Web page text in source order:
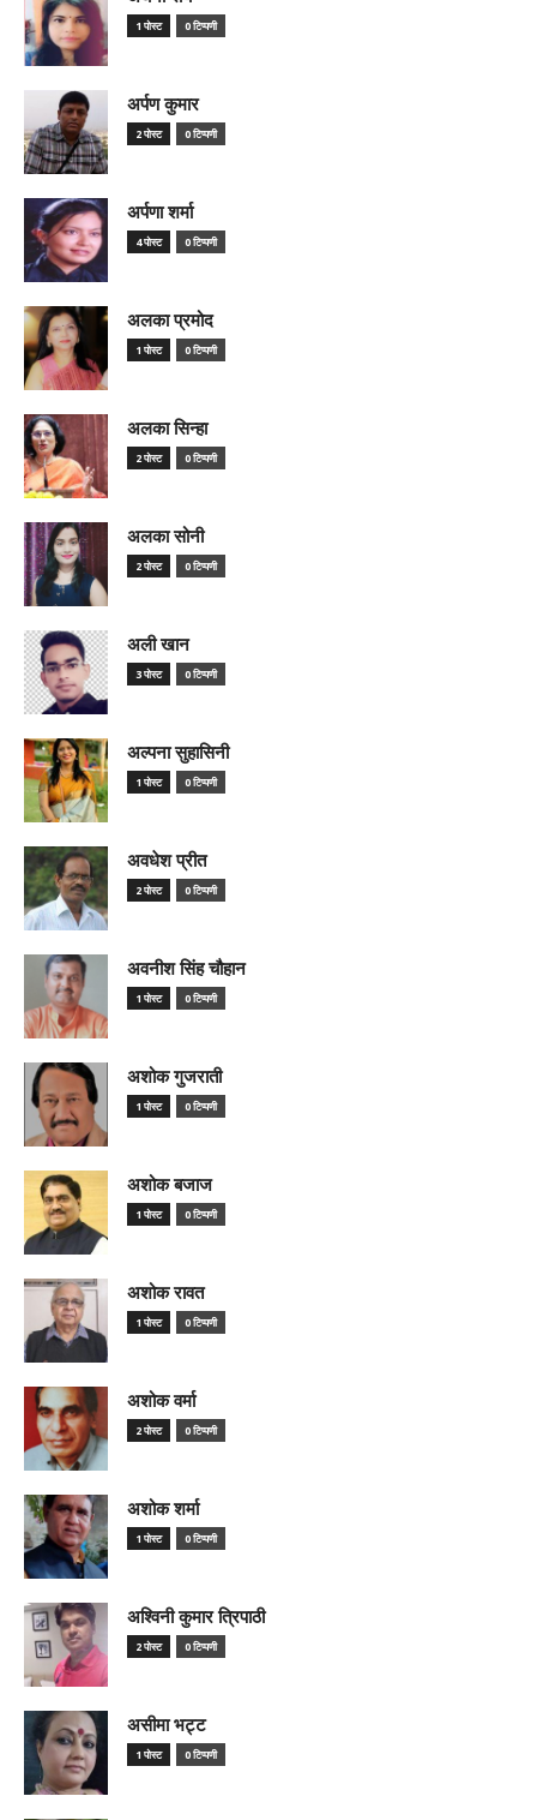
1 पोस्ट 0 टिप्पणी
अर्पण कुमार
2 पोस्ट 0 टिप्पणी
अर्पणा शर्मा
4 पोस्ट 0 टिप्पणी
अलका प्रमोद
1 पोस्ट 0 टिप्पणी
अलका सिन्हा
2 पोस्ट 0 टिप्पणी
अलका सोनी
2 पोस्ट 0 टिप्पणी
अली खान
3 पोस्ट 0 टिप्पणी
अल्पना सुहासिनी
1 पोस्ट 0 टिप्पणी
अवधेश प्रीत
2 पोस्ट 0 टिप्पणी
अवनीश सिंह चौहान
1 पोस्ट 0 टिप्पणी
अशोक गुजराती
1 पोस्ट 0 टिप्पणी
अशोक बजाज
1 पोस्ट 0 टिप्पणी
अशोक रावत
1 पोस्ट 0 टिप्पणी
अशोक वर्मा
2 पोस्ट 0 टिप्पणी
अशोक शर्मा
1 पोस्ट 0 टिप्पणी
अश्विनी कुमार त्रिपाठी
2 पोस्ट 0 टिप्पणी
असीमा भट्ट
1 पोस्ट 0 टिप्पणी